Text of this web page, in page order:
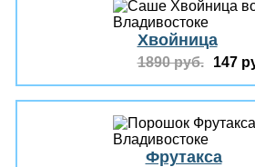
Хвойница
1890 руб. 147
Фрутакса